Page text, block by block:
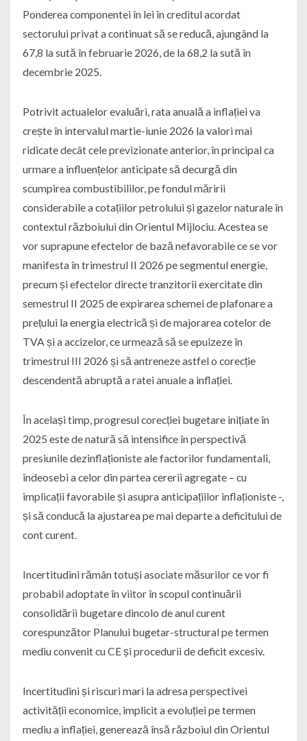
Ponderea componentei în lei în creditul acordat
sectorului privat a continuat să se reducă, ajungând la
67,8 la sută în februarie 2026, de la 68,2 la sută în
decembrie 2025.
Potrivit actualelor evaluări, rata anuală a inflației va
crește în intervalul martie-iunie 2026 la valori mai
ridicate decât cele previzionate anterior, în principal ca
urmare a influențelor anticipate să decurgă din
scumpirea combustibililor, pe fondul măririi
considerabile a cotațiilor petrolului și gazelor naturale în
contextul războiului din Orientul Mijlociu. Acestea se
vor suprapune efectelor de bază nefavorabile ce se vor
manifesta în trimestrul II 2026 pe segmentul energie,
precum și efectelor directe tranzitorii exercitate din
semestrul II 2025 de expirarea schemei de plafonare a
prețului la energia electrică și de majorarea cotelor de
TVA și a accizelor, ce urmează să se epuizeze în
trimestrul III 2026 și să antreneze astfel o corecție
descendentă abruptă a ratei anuale a inflației.
În același timp, progresul corecției bugetare inițiate în
2025 este de natură să intensifice în perspectivă
presiunile dezinflaționiste ale factorilor fundamentali,
îndeosebi a celor din partea cererii agregate – cu
implicații favorabile și asupra anticipațiilor inflaționiste -,
și să conducă la ajustarea pe mai departe a deficitului de
cont curent.
Incertitudini rămân totuși asociate măsurilor ce vor fi
probabil adoptate în viitor în scopul continuării
consolidării bugetare dincolo de anul curent
corespunzător Planului bugetar-structural pe termen
mediu convenit cu CE și procedurii de deficit excesiv.
Incertitudini și riscuri mari la adresa perspectivei
activității economice, implicit a evoluției pe termen
mediu a inflației, generează însă războiul din Orientul